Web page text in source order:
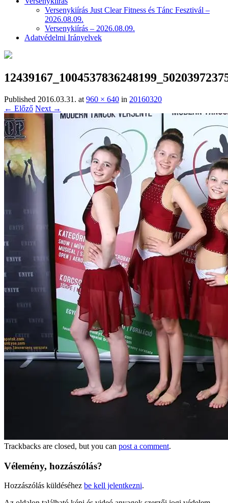
Versenykiírás Just Clear Fitness és Tánc Fesztivál –
2026.08.09.
Versenykiírás – 2026.08.09.
Adatvédelmi Irányelvek
Published 2016.03.31. at 960 × 640 in 20160320
← Előző Next →
Trackbacks are closed, but you can post a comment.
Vélemény, hozzászólás?
Hozzászólás küldéséhez be kell jelentkezni.